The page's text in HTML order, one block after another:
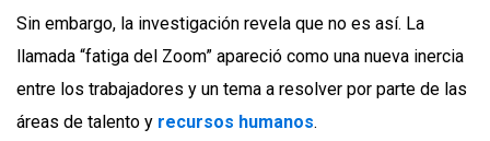
Sin embargo, la investigación revela que no es así. La
llamada “fatiga del Zoom” apareció como una nueva inercia
entre los trabajadores y un tema a resolver por parte de las
áreas de talento y recursos humanos.